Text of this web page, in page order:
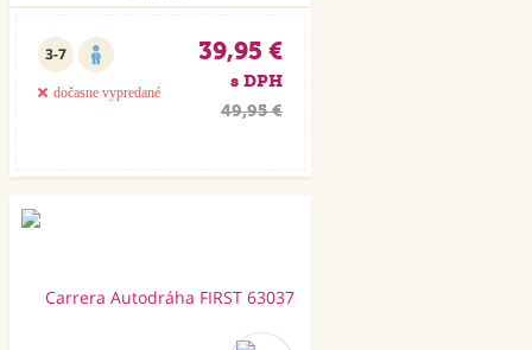
3-7
dočasne vypredané
39,95 €
s DPH
49,95 €